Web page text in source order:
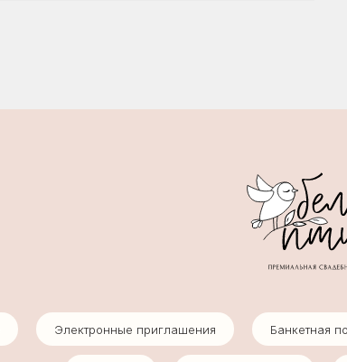
Электронные приглашения Банкетная